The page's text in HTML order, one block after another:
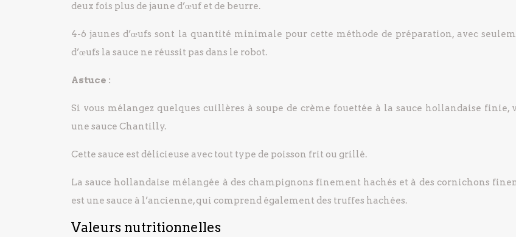
deux fois plus de jaune d’œuf et de beurre.
4-6 jaunes d’œufs sont la quantité minimale pour cette méthode de préparation, avec
d’œufs la sauce ne réussit pas dans le robot.
Astuce :
Si vous mélangez quelques cuillères à soupe de crème fouettée à la sauce hollandaise finie,
une sauce Chantilly.
Cette sauce est délicieuse avec tout type de poisson frit ou grillé.
La sauce hollandaise mélangée à des champignons finement hachés et à des cornichons
est une sauce à l’ancienne, qui comprend également des truffes hachées.
Valeurs nutritionnelles